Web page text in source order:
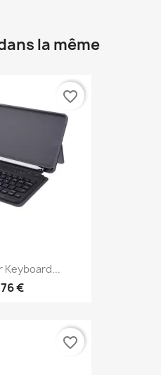
la même
Keyboard...
€
favorite_border
favorite_border